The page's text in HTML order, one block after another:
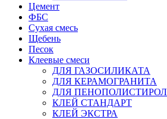
Цемент
ФБС
Сухая смесь
Щебень
Песок
Клеевые смеси
ДЛЯ ГАЗОСИЛИКАТА
ДЛЯ КЕРАМОГРАНИТА
ДЛЯ
КЛЕЙ СТАНДАРТ
КЛЕЙ ЭКСТРА